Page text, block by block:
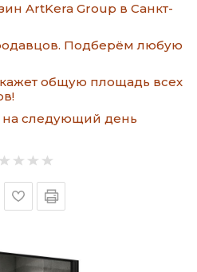
ArtKera Group в Санкт-
Подберём любую
общую площадь всех
на следующий день